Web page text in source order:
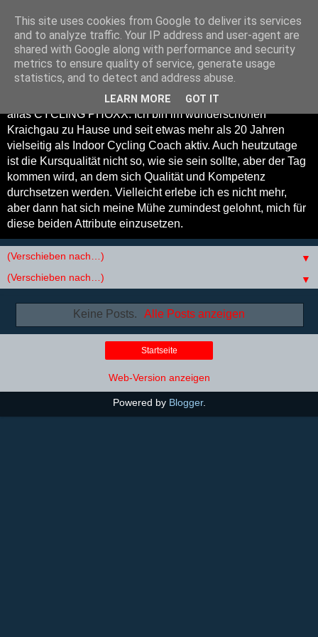
Cycling Phoxx - Indoor
Cycling Coach
Willkommen auf meinem Blog. Mein Name ist Reiner Fuchs
alias CYCLING PHOXX. Ich bin im wunderschönen
Kraichgau zu Hause und seit etwas mehr als 20 Jahren
vielseitig als Indoor Cycling Coach aktiv. Auch heutzutage
ist die Kursqualität nicht so, wie sie sein sollte, aber der Tag
kommen wird, an dem sich Qualität und Kompetenz
durchsetzen werden. Vielleicht erlebe ich es nicht mehr,
aber dann hat sich meine Mühe zumindest gelohnt, mich für
diese beiden Attribute einzusetzen.
▼
▼
Keine Posts. Alle Posts anzeigen
Startseite
Web-Version anzeigen
Powered by Blogger.
This site uses cookies from Google to deliver its services
and to analyze traffic. Your IP address and user-agent are
shared with Google along with performance and security
metrics to ensure quality of service, generate usage
statistics, and to detect and address abuse.
LEARN MORE GOT IT